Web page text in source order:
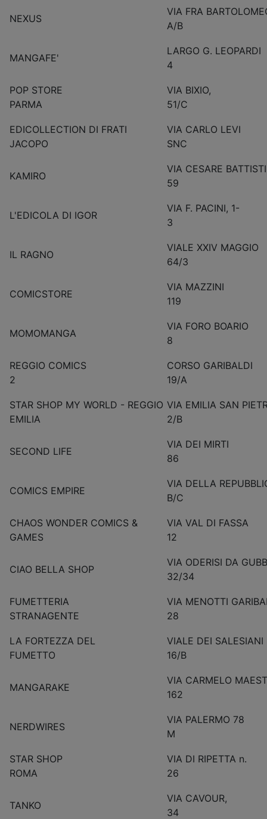
NEXUS
VIA FRA
A/B
MANGAFE'
LARGO G. LEOPARDI
4
POP STORE
PARMA
VIA BIXIO,
51/C
EDICOLLECTION DI FRATI
JACOPO
VIA CARLO LEVI
SNC
KAMIRO
VIA CESARE BATTISTI
59
L'EDICOLA DI IGOR
VIA F. PACINI, 1-
3
IL RAGNO
VIALE XXIV MAGGIO
64/3
COMICSTORE
VIA MAZZINI
119
MOMOMANGA
VIA FORO BOARIO
8
REGGIO COMICS
2
CORSO GARIBALDI
19/A
STAR SHOP MY WORLD - REGGIO
EMILIA
VIA EMILIA SAN
2/B
SECOND LIFE
VIA DEI MIRTI
86
COMICS EMPIRE
VIA DELLA
B/C
CHAOS WONDER COMICS &
GAMES
VIA VAL DI FASSA
12
CIAO BELLA SHOP
VIA ODERISI DA
32/34
FUMETTERIA
STRANAGENTE
VIA MENOTTI
28
LA FORTEZZA DEL
FUMETTO
VIALE DEI SALESIANI
16/B
MANGARAKE
VIA CARMELO
162
NERDWIRES
VIA PALERMO 78
M
STAR SHOP
ROMA
VIA DI RIPETTA n.
26
TANKO
VIA CAVOUR,
34